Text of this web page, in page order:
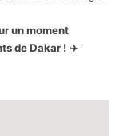
un moment
de Dakar ! ✈️